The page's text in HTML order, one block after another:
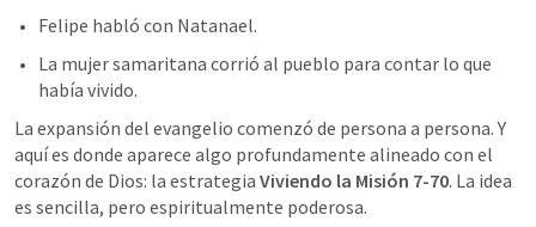
Felipe habló con Natanael.
La mujer samaritana corrió al pueblo para contar lo que
había vivido.
La expansión del evangelio comenzó de persona a persona. Y
aquí es donde aparece algo profundamente alineado con el
corazón de Dios: la estrategia Viviendo la Misión 7-70. La idea
es sencilla, pero espiritualmente poderosa.